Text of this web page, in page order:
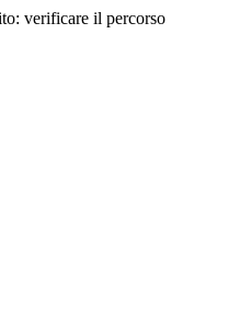
verificare il percorso